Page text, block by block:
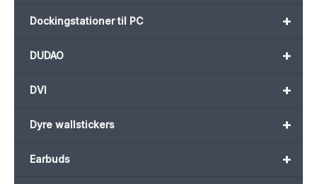
+
Dockingstationer til PC
+
DUDAO
+
DVI
+
Dyre wallstickers
+
Earbuds